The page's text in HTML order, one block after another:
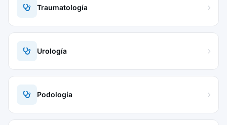
Traumatología
Urología
Podología